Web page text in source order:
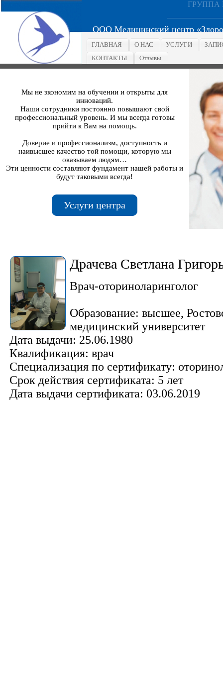
ООО Медицинский центр
ГЛАВНАЯ О НАС УСЛУГИ
КОНТАКТЫ
Отзывы
Мы не экономим на обучении и открыты для
инноваций.
Наши сотрудники постоянно повышают свой
профессиональный уровень. И мы всегда готовы
прийти к Вам на помощь.
Доверие и профессионализм, доступность и
наивысшее качество той помощи, которую мы
оказываем людям…
Эти ценности составляют фундамент нашей работы и
будут таковыми всегда!
Услуги центра
Драчева Светлана
Врач-оториноларинголог
Образование: высшее,
медицинский университет
Дата выдачи: 25.06.1980
Квалификация: врач
Специализация по сертификату:
Срок действия сертификата: 5 лет
Дата выдачи сертификата: 03.06.2019